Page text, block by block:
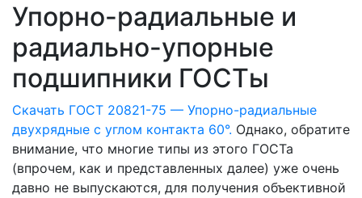
Упорно-радиальные и
радиально-упорные
подшипники ГОСТы
Скачать ГОСТ 20821-75 — Упорно-радиальные
двухрядные с углом контакта 60°. Однако, обратите
внимание, что многие типы из этого ГОСТа
(впрочем, как и представленных далее) уже очень
давно не выпускаются, для получения объективной